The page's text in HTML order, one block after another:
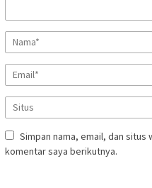
Simpan nama, email, dan
komentar saya berikutnya.